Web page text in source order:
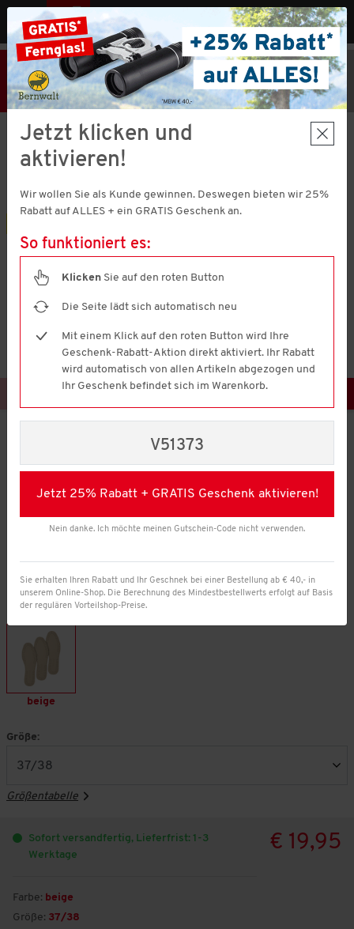
MENÜ
25% Rabatt
+ Geschenk
Hier klicken
Code V51373 einlösen!
MBW € 40,-
Schumann und Söhne
3er Pack Ledereinlegesohlen
von
5
Durchschnittswert
der
Bewertung.
Read
Reviews.
Link
derselben
Seite.
beige
Größe:
Größentabelle
Sofort versandfertig, Lieferfrist: 1-3
Werktage
Farbe: beige
Größe: 37/38
€ 19,95
Jetzt klicken und
aktivieren!
Wir wollen Sie als Kunde gewinnen. Deswegen bieten wir 25%
Rabatt auf ALLES + ein GRATIS Geschenk an.
So funktioniert es:
Klicken Sie auf den roten Button
Die Seite lädt sich automatisch neu
Mit einem Klick auf den roten Button wird Ihre
Geschenk-Rabatt-Aktion direkt aktiviert. Ihr Rabatt
wird automatisch von allen Artikeln abgezogen und
Ihr Geschenk befindet sich im Warenkorb.
V51373
Jetzt 25% Rabatt + GRATIS Geschenk aktivieren!
Nein danke. Ich möchte meinen Gutschein-Code nicht verwenden.
Sie erhalten Ihren Rabatt und Ihr Geschnek bei einer Bestellung ab € 40,- in
unserem Online-Shop. Die Berechnung des Mindestbestellwerts erfolgt auf Basis
der regulären Vorteilshop-Preise.